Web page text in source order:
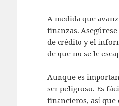
A medida que
finanzas.
de crédito y el
de que no se le
Aunque es
ser peligroso. Es
financieros, así que